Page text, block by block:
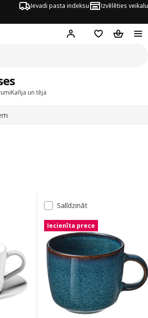
Ievadi pasta indeksu Izvēlēties veikalu
Hej! Pierakstīties
PirkumuPirkumu
Kafija un tēja
Salīdzināt
Iecienīta prece